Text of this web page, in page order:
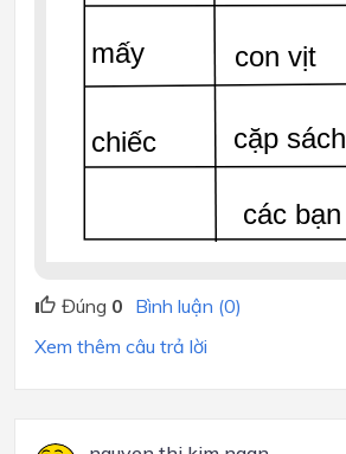
mấy con vịt
chiếc cặp sách
các bạn
Đúng 0 Bình luận (0)
Xem thêm câu trả lời